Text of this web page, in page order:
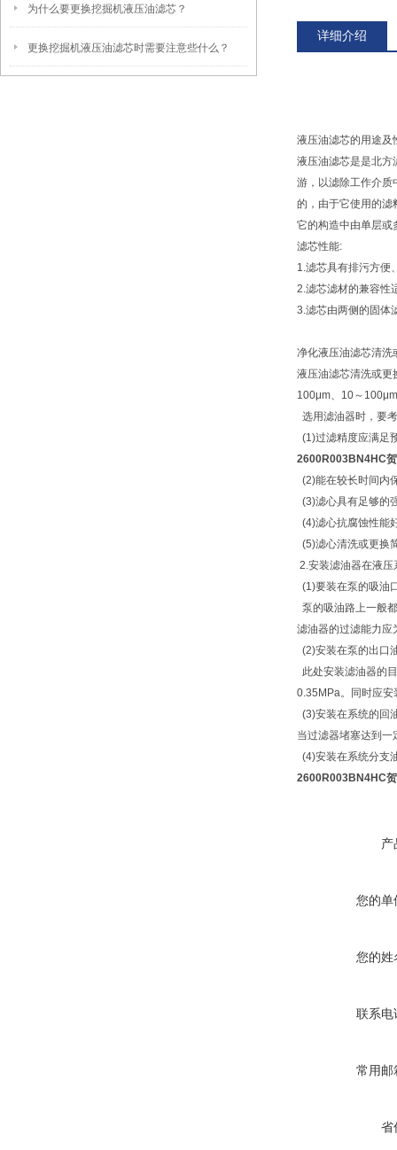
为什么要更换挖掘机液压油滤芯？
更换挖掘机液压油滤芯时需要注意些什么？
详细介绍
液压油滤芯的用途及
液压油滤芯是是北方
游，以滤除工作介质
的，由于它使用的滤
它的构造中由单层或
滤芯性能:
1.滤芯具有排污方便
2.滤芯滤材的兼容性
3.滤芯由两侧的固体
净化液压油滤芯清洗
液压油滤芯清洗或更
100μm、10～
选用滤油器时，要
(1)过滤精度应满足
2600R003BN4HC
(2)能在较长时间内
(3)滤心具有足够的
(4)滤心抗腐蚀性能
(5)滤心清洗或更换
2.安装滤油器在液
(1)要装在泵的吸油
泵的吸油路上一般
滤油器的过滤能力应
(2)安装在泵的出口
此处安装滤油器的
0.35MPa。同时应安
(3)安装在系统的回
当过滤器堵塞达到
(4)安装在系统分支
2600R003BN4HC
产
您的单
您的姓
联系电
常用邮
省